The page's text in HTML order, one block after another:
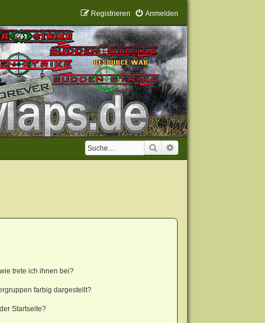
Anmelden
Registrieren
Suche
trete ich ihnen bei?
farbig dargestellt?
Startseite?